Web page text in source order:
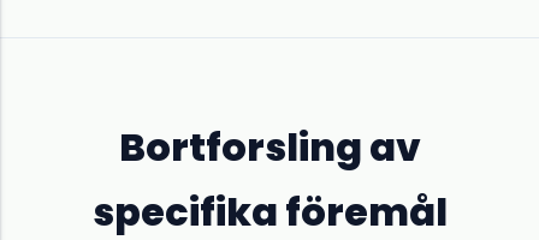
Bortforsling av
specifika föremål